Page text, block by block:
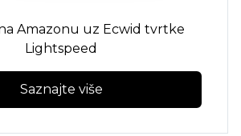
Amazonu uz Ecwid tvrtke
Lightspeed
Saznajte više